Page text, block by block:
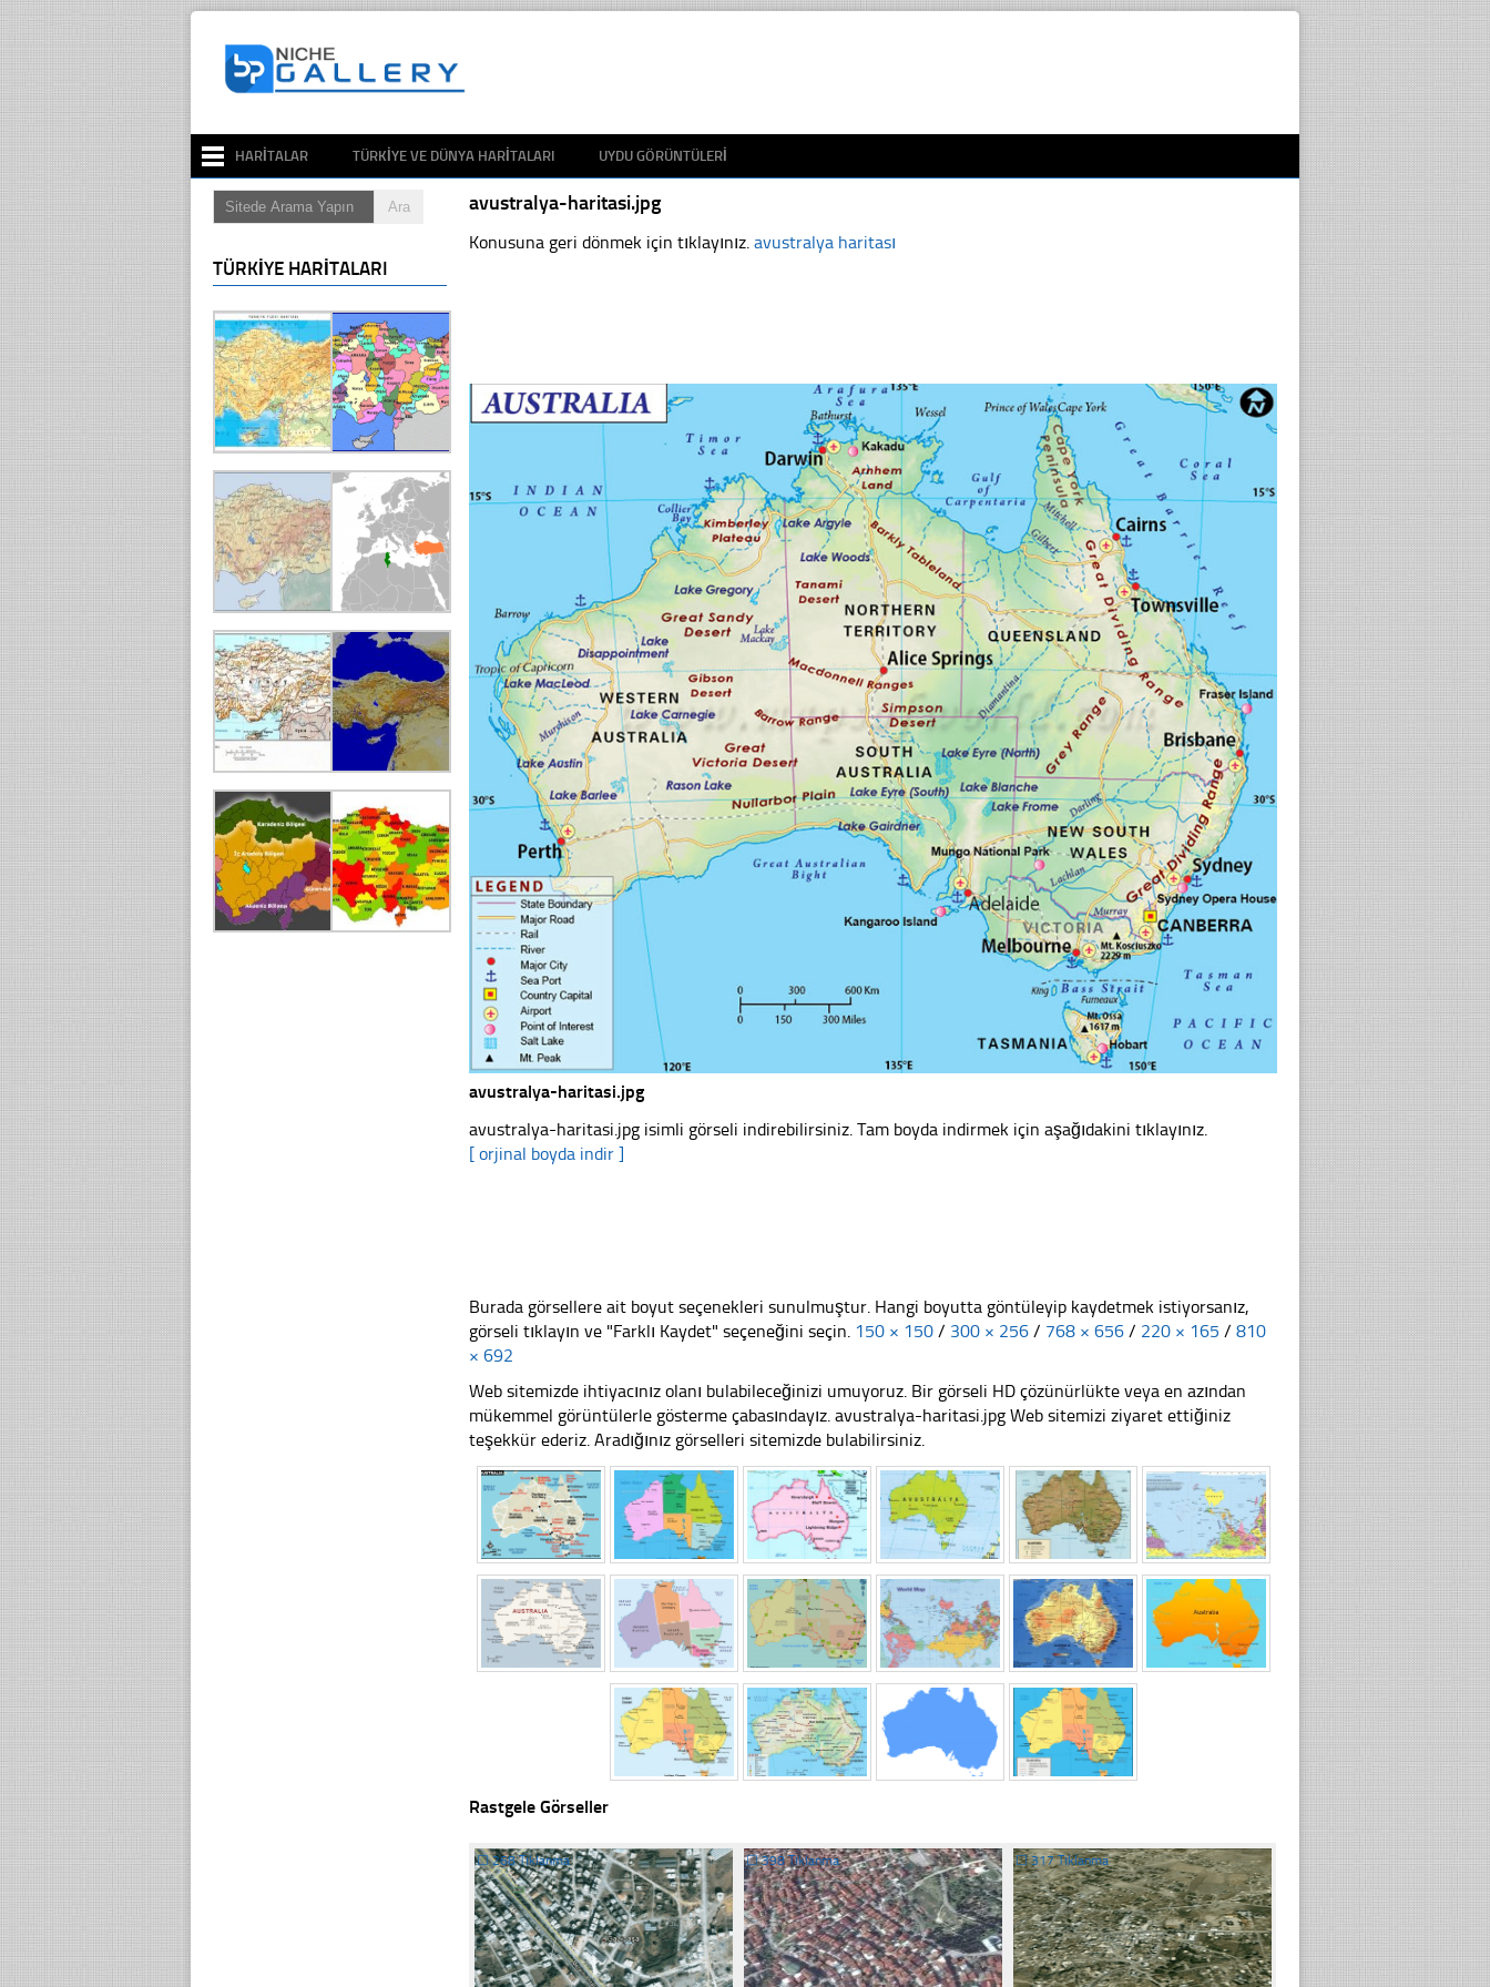
HARITALAR TÜRKIYE VE DÜNYA HARITALARI UYDU GÖRÜNTÜLERI
avustralya-haritasi.jpg
Konusuna geri dönmek için tıklayınız.avustralya haritası
avustralya-haritasi.jpg
avustralya-haritasi.jpg isimli görseli indirebilirsiniz. Tam boyda indirmek için aşağıdakini tıklayınız.
[ orjinal boyda indir ]
Burada görsellere ait boyut seçenekleri sunulmuştur. Hangi boyutta göntüleyip kaydetmek istiyorsanız,
görseli tıklayın ve "Farklı Kaydet" seçeneğini seçin. 150 × 150 / 300 × 256 / 768 × 656 / 220 × 165 / 810
× 692
Web sitemizde ihtiyacınız olanı bulabileceğinizi umuyoruz. Bir görseli HD çözünürlükte veya en azından
mükemmel görüntülerle gösterme çabasındayız. avustralya-haritasi.jpg Web sitemizi ziyaret ettiğiniz
teşekkür ederiz. Aradığınız görselleri sitemizde bulabilirsiniz.
Rastgele Görseller
☐268 Tıklanma ☐398 Tıklanma ☐317 Tıklanma
TÜRKIYE HARITALARI